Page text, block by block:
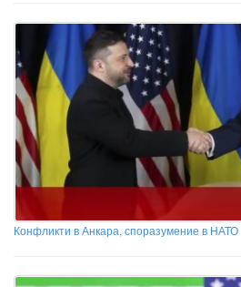
Конфликти в Анкара, споразумение в НАТО